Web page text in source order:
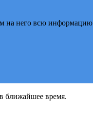
на него всю информацию
ближайшее время.